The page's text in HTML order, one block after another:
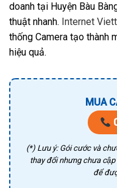
doanh tại Huyện Bàu
thuật nhanh. Internet
thống Camera tạo thành
hiệu quả.
MUA
(*) Lưu ý: Gói cước và
thay đổi nhưng chưa
để